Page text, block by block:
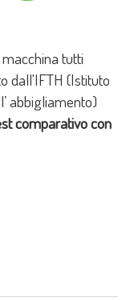
tutti
dall'IFTH (Istituto
abbigliamento)
comparativo con